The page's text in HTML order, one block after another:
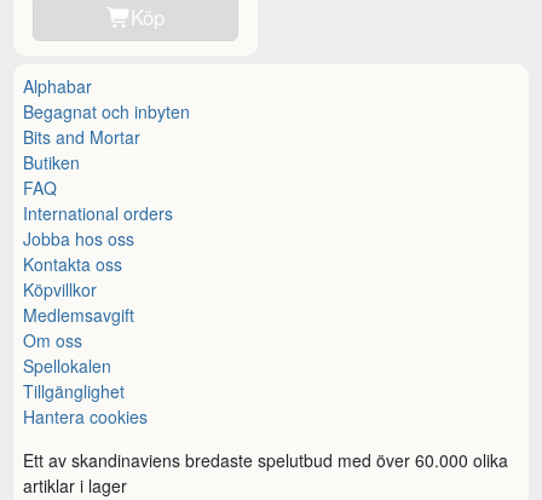
Köp
Alphabar
Begagnat och inbyten
Bits and Mortar
Butiken
FAQ
International orders
Jobba hos oss
Kontakta oss
Köpvillkor
Medlemsavgift
Om oss
Spellokalen
Tillgänglighet
Hantera cookies
Ett av skandinaviens bredaste spelutbud med över 60.000 olika
artiklar i lager